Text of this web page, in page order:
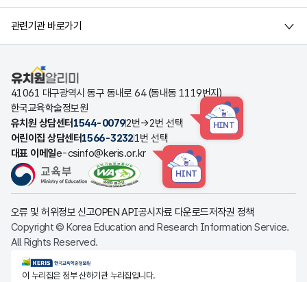
관련기관 바로가기
유치원알리미
41061 대구광역시 동구 동내로 64 (동내동 1119번지)
한국교육학술정보원
유치원 상담센터 1544-00792번→2번 선택 HINT
어린이집 상담센터1566-32321번 선택
대표 이메일e-csinfo@keris.or.kr
HINT
오류 및 허위정보 신고OPEN API공시자료 다운로드저작권 정책
Copyright © Korea Education and Research Information Service.
All Rights Reserved.
KERIS한국교육학술정보원
이 누리집은 정부 산하기관 누리집입니다.